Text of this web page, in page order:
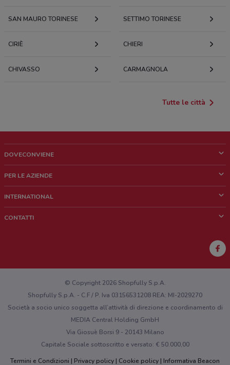
SAN MAURO TORINESE SETTIMO TORINESE
CIRIÈ CHIERI
CHIVASSO CARMAGNOLA
Tutte le città
DOVECONVIENE
Chi siamo
Lavora con noi
PER LE AZIENDE
Richieste commerciali e marketing
INTERNATIONAL
CONTATTI
Hai un malfunzionamento sul web o sull'app?
© Copyright 2026 Shopfully S.p.A.
Shopfully S.p.A. - C.F / P. Iva 03156531208 REA: MI-2029270
Società a socio unico soggetta all’attività di direzione e coordinamento di
MEDIA Central Holding GmbH
Via Giosuè Borsi 9 - 20143 Milano
Capitale Sociale sottoscritto e versato: € 50.000,00
Termini e Condizioni
Privacy policy Cookie policy Informativa Beacon